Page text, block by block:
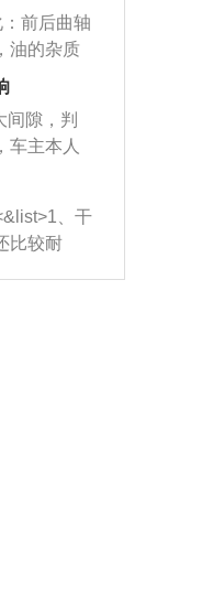
过多引起
泡在草酸
清洗剂
，车辆启
到燃烧
以让三元
的情况就
打相同的
反复练
在真实
打好方
前后曲轴
油的杂质
密封效果
<&list>2、
环与缸体
烧室中，
度。使用
烧机油现
动性，
间隙，判
车主本人
理厂或4s
罩破
半轴磨
产生异
套和球头
、干
比较耐